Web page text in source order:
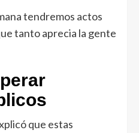
tendremos actos
tanto aprecia la gente
que estas